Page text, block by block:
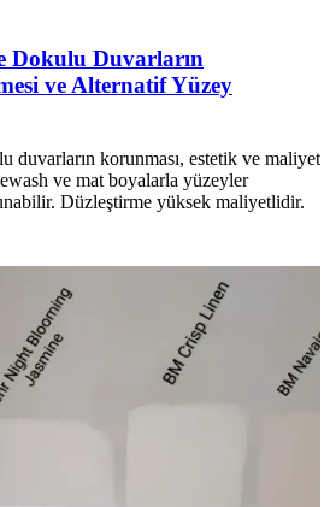
Dokulu Duvarların
ve Alternatif Yüzey
duvarların korunması, estetik ve maliyet
ve mat boyalarla yüzeyler
Düzleştirme yüksek maliyetlidir.